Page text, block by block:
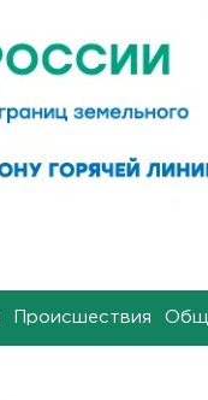
Происшествия